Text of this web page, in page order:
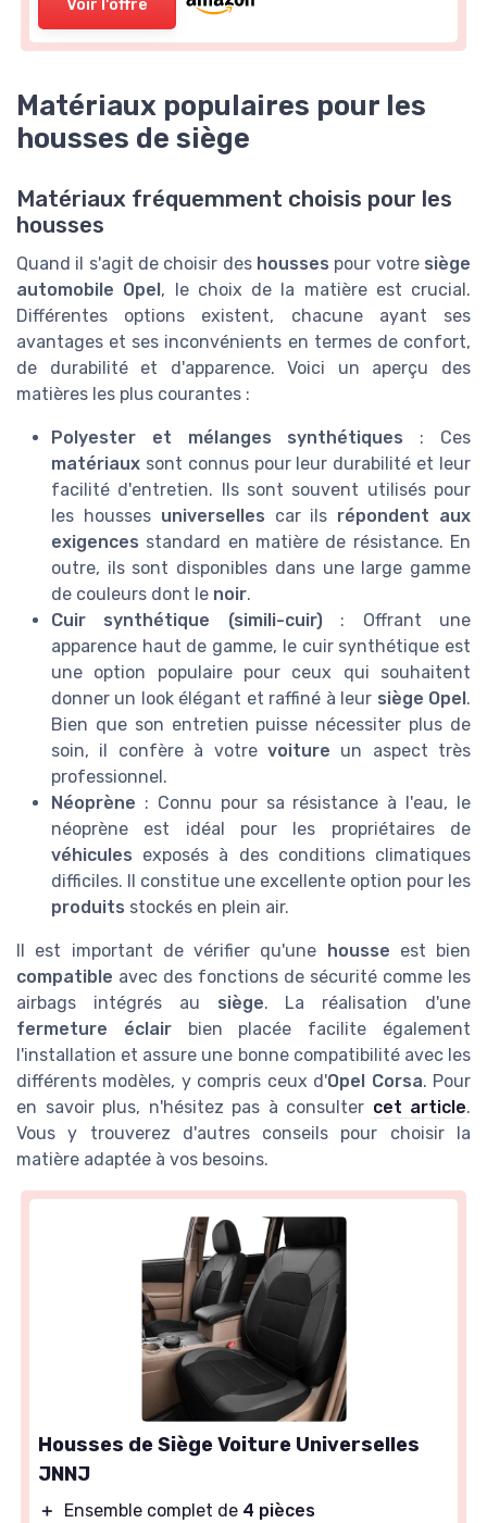
Matériaux populaires pour les
housses de siège
Matériaux fréquemment choisis pour les
housses
Quand il s'agit de choisir des housses pour votre siège
automobile Opel , le choix de la matière est crucial.
Différentes options existent, chacune ayant ses
avantages et ses inconvénients en termes de confort,
de durabilité et d'apparence. Voici un aperçu des
matières les plus courantes :
Polyester et mélanges synthétiques : Ces
matériaux sont connus pour leur durabilité et leur
facilité d'entretien. Ils sont souvent utilisés pour
les housses universelles car ils répondent aux
exigences standard en matière de résistance. En
outre, ils sont disponibles dans une large gamme
de couleurs dont le noir.
Cuir synthétique (simili-cuir): Offrant une
apparence haut de gamme, le cuir synthétique est
une option populaire pour ceux qui souhaitent
donner un look élégant et raffiné à leur siège Opel .
Bien que son entretien puisse nécessiter plus de
soin, il confère à votre voiture un aspect très
professionnel.
Néoprène : Connu pour sa résistance à l'eau, le
néoprène est idéal pour les propriétaires de
véhicules exposés à des conditions climatiques
difficiles. Il constitue une excellente option pour les
produits stockés en plein air.
Il est important de vérifier qu'une housse est bien
compatible avec des fonctions de sécurité comme les
airbags intégrés au siège. La réalisation d'une
fermeture éclairbien placée facilite également
l'installation et assure une bonne compatibilité avec les
différents modèles, y compris ceux d'Opel Corsa. Pour
en savoir plus, n'hésitez pas à consulter cet article.
Vous y trouverez d'autres conseils pour choisir la
matière adaptée à vos besoins.
Housses de Siège Voiture Universelles
JNNJ
＋ Ensemble complet de 4 pièces